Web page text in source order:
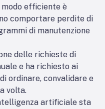
efficiente è
comportare perdite di
di manutenzione
delle richieste di
e ha richiesto ai
ordinare, convalidare e
volta.
artificiale sta